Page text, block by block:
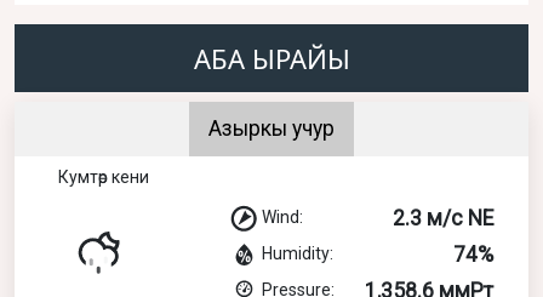
АБА ЫРАЙЫ
Азыркы учур
Кумтөр кени
Wind: 2.3 м/с NE
Humidity: 74%
Pressure: 1,358.6 ммРт